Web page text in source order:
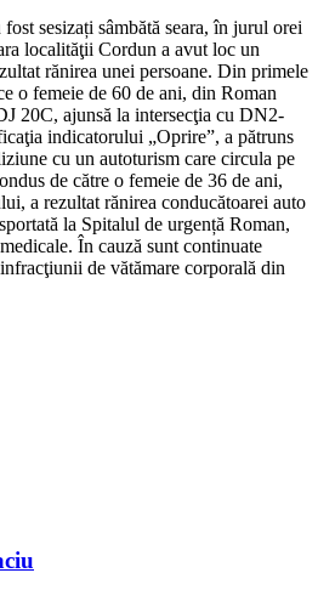
sesizați sâmbătă seara, în jurul orei
localităţii Cordun a avut loc un
rănirea unei persoane. Din primele
o femeie de 60 de ani, din Roman
20C, ajunsă la intersecţia cu DN2-
indicatorului „Oprire”, a pătruns
cu un autoturism care circula pe
de către o femeie de 36 de ani,
a rezultat rănirea conducătoarei auto
la Spitalul de urgență Roman,
În cauză sunt continuate
de vătămare corporală din